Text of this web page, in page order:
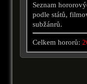
Seznam
podle států,
subžánrů.
Celkem hororů: